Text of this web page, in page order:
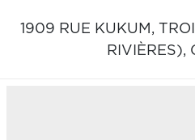
1909 RUE KUKUM,
RIVIÈRES),